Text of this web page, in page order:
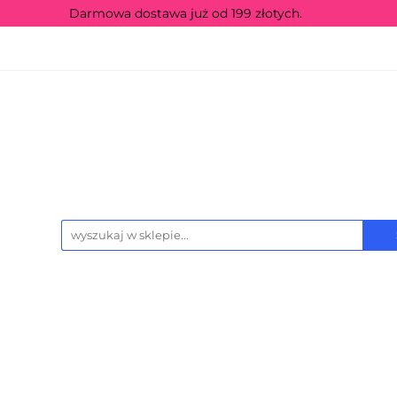
Darmowa dostawa już od 199 złotych.